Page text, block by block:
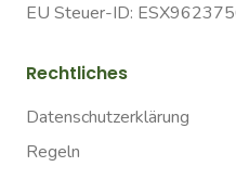
EU Steuer-ID:
Rechtliches
Datenschutzerklärung
Regeln